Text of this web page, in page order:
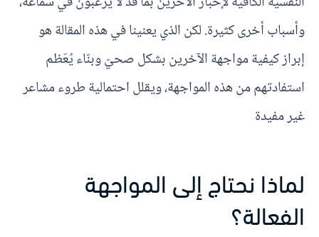
وأسباب أخرى كثيرة. لكن الذي يعنينا في هذه المقالة هو
إبراز كيفية مواجهة الآخرين بشكل صحيّ وبنّاء يُعَظم
استفادتهم من هذه المواجهة، ويقلل احتمالية طروء مشاعر
غير مفيدة
لماذا نحتاج إلى المواجهة
الفعالة؟